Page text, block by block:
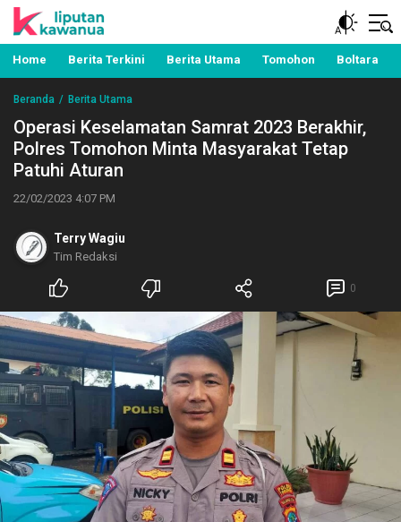
Liputan Kawanua
Berita Manado, Sulawesi Utara, Kawanua, Politik,
Pemerintahan, Hukum Kriminal dan Nasional
Home Berita Terkini Berita Utama Tomohon Boltara
Beranda Berita Utama
Operasi Keselamatan Samrat 2023 Berakhir,
Polres Tomohon Minta Masyarakat Tetap
Patuhi Aturan
22/02/2023 4:07 PM
Terry Wagiu
Tim Redaksi
0